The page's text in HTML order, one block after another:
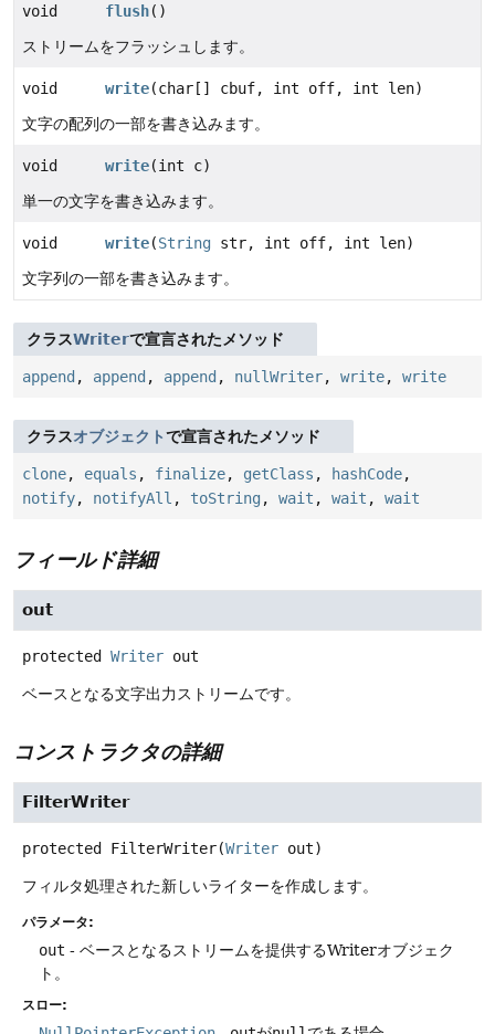
void flush()
ストリームをフラッシュします。
void write(char[] cbuf, int off, int len)
文字の配列の一部を書き込みます。
void write(int c)
単一の文字を書き込みます。
void write(String str, int off, int len)
文字列の一部を書き込みます。
クラスWriterで宣言されたメソッド
append , append , append , nullWriter, write, write
クラスオブジェクトで宣言されたメソッド
clone, equals , finalize, getClass , hashCode,
notify, notifyAll , toString , wait , wait , wait
フィールド詳細
out
protected Writer out
ベースとなる文字出力ストリームです。
コンストラクタの詳細
FilterWriter
protected FilterWriter(Writer out)
フィルタ処理された新しいライターを作成します。
パラメータ:
out - ベースとなるストリームを提供するWriterオブジェク
ト。
スロー: